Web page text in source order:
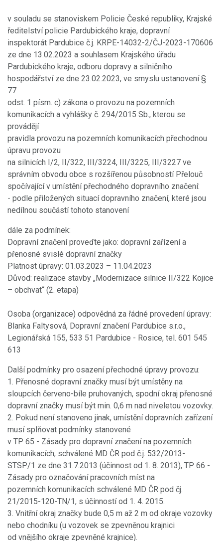
v souladu se stanoviskem Policie České republiky, Krajské
ředitelství policie Pardubického kraje, dopravní
inspektorát Pardubice č.j. KRPE-14032-2/ČJ-2023-170606
ze dne 13.02.2023 a souhlasem Krajského úřadu
Pardubického kraje, odboru dopravy a silničního
hospodářství ze dne 23.02.2023, ve smyslu ustanovení §
77
odst. 1 písm. c) zákona o provozu na pozemních
komunikacích a vyhlášky č. 294/2015 Sb., kterou se
provádějí
pravidla provozu na pozemních komunikacích přechodnou
úpravu provozu
na silnicích I/2, II/322, III/3224, III/3225, III/3227 ve
správním obvodu obce s rozšířenou působností Přelouč
spočívající v umístění přechodného dopravního značení:
- podle přiložených situací dopravního značení, které jsou
nedílnou součástí tohoto stanovení
dále za podmínek:
Dopravní značení proveďte jako: dopravní zařízení a
přenosné svislé dopravní značky
Platnost úpravy: 01.03.2023 – 11.04.2023
Důvod: realizace stavby „Modernizace silnice II/322 Kojice
– obchvat“ (2. etapa)
Osoba (organizace) odpovědná za řádné provedení úpravy:
Blanka Faltysová, Dopravní značení Pardubice s.r.o.,
Legionářská 155, 533 51 Pardubice - Rosice, tel. 601 545
613
Další podmínky pro osazení přechodné úpravy provozu:
1. Přenosné dopravní značky musí být umístěny na
sloupcích červeno-bíle pruhovaných, spodní okraj přenosné
dopravní značky musí být min. 0,6 m nad niveletou vozovky.
2. Pokud není stanoveno jinak, umístění dopravních zařízení
musí splňovat podmínky stanovené
v TP 65 - Zásady pro dopravní značení na pozemních
komunikacích, schválené MD ČR pod č.j. 532/2013-
STSP/1 ze dne 31.7.2013 (účinnost od 1. 8. 2013), TP 66 -
Zásady pro označování pracovních míst na
pozemních komunikacích schválené MD ČR pod čj.
21/2015-120-TN/1, s účinností od 1. 4. 2015.
3. Vnitřní okraj značky bude 0,5 m až 2 m od okraje vozovky
nebo chodníku (u vozovek se zpevněnou krajnici
od vnějšího okraje zpevněné krajnice).